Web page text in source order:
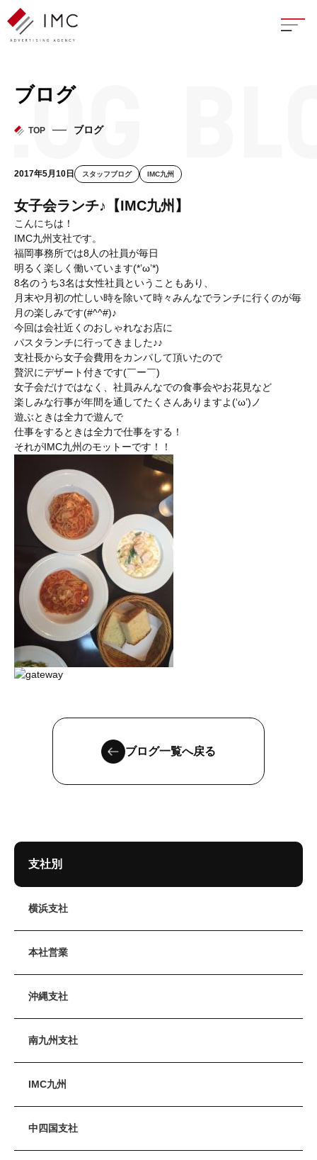
座談
フェ
ブログ
TOP ブログ
2017年5月10日 スタッフブログ IMC九州
女子会ランチ♪【IMC九州】
こんにちは！
IMC九州支社です。
福岡事務所では8人の社員が毎日
明るく楽しく働いています(*’ω’*)
8名のうち3名は女性社員ということもあり、
月末や月初の忙しい時を除いて時々みんなでランチに行くのが毎
月の楽しみです(#^^#)♪
今回は会社近くのおしゃれなお店に
パスタランチに行ってきました♪♪
支社長から女子会費用をカンパして頂いたので
贅沢にデザート付きです(￣ー￣)
女子会だけではなく、社員みんなでの食事会やお花見など
楽しみな行事が年間を通してたくさんありますよ(‘ω’)ノ
遊ぶときは全力で遊んで
仕事をするときは全力で仕事をする！
それがIMC九州のモットーです！！
ブログ一覧へ戻る
支社別
横浜支社
本社営業
沖縄支社
南九州支社
IMC九州
中四国支社